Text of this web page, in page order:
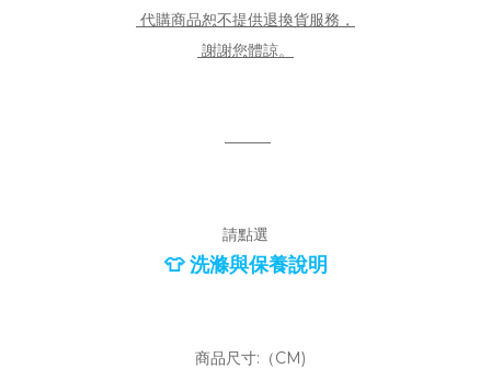
代購商品恕不提供退換貨服務，
謝謝您體諒。
———
請點選
👕 洗滌與保養說明
商品尺寸:（CM)